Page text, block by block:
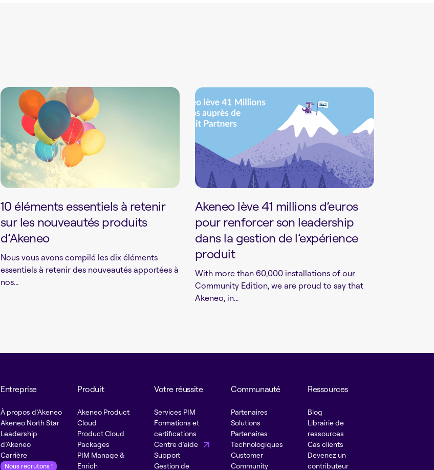
10 éléments essentiels à retenir
sur les nouveautés produits
d’Akeneo
Nous vous avons compilé les dix éléments
essentiels à retenir des nouveautés apportées à
nos...
Akeneo lève 41 millions d’euros
pour renforcer son leadership
dans la gestion de l’expérience
produit
With more than 60,000 installations of our
Community Edition, we are proud to say that
Akeneo, in...
Entreprise
À propos d’Akeneo
Akeneo North Star
Leadership
d’Akeneo
Carrière
Nous recrutons !
Produit
Akeneo Product
Cloud
Product Cloud
Packages
PIM Manage &
Enrich
Votre réussite
Services PIM
Formations et
certifications
Centre d’aide
Support
Gestion de
Communauté
Partenaires
Solutions
Partenaires
Technologiques
Customer
Community
Ressources
Blog
Librairie de
ressources
Cas clients
Devenez un
contributeur